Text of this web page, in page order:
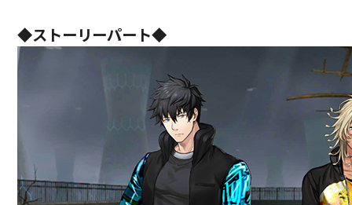
◆ストーリーパート◆